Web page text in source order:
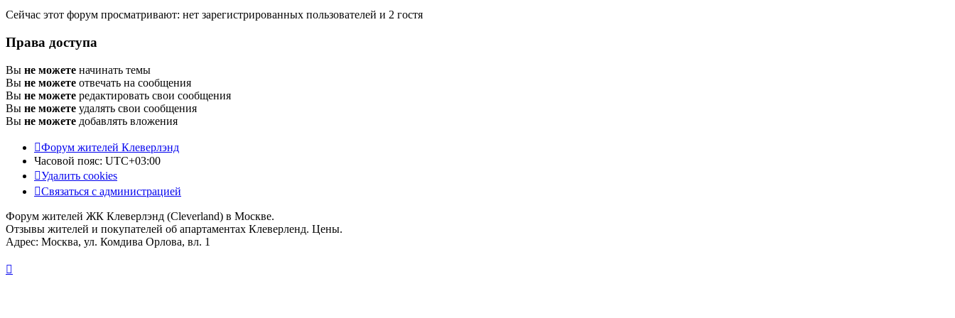
Сейчас этот форум просматривают: нет зарегистрированных пользователей и 2 гостя
Права доступа
Вы не можете начинать темы
Вы не можете отвечать на сообщения
Вы не можете редактировать свои сообщения
Вы не можете удалять свои сообщения
Вы не можете добавлять вложения
Форум жителей Клеверлэнд
Часовой пояс: UTC+03:00
Удалить cookies
Связаться с администрацией
Форум жителей ЖК Клеверлэнд (Cleverland) в Москве.
Отзывы жителей и покупателей об апартаментах Клеверленд. Цены.
Адрес: Москва, ул. Комдива Орлова, вл. 1